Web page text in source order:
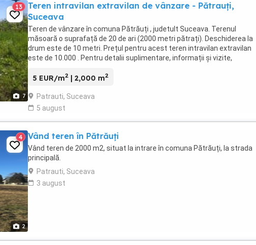
7
13
Teren intravilan extravilan de vânzare - Pătrauți,
Suceava
Teren de vânzare în comuna Pătrăuți , judetult Suceava. Terenul
măsoară o suprafață de 20 de ari (2000 metri pătrați). Deschiderea la
drum este de 10 metri. Prețul pentru acest teren intravilan extravilan
este de 10.000 . Pentru detalii suplimentare, informații și vizite,
5 EUR/m2 | 2,000 m2
Patrauti, Suceava
5 august
2
4 Vând teren în Pătrăuți
Vând teren de 2000 m2, situat la intrare în comuna Pătrăuți, la strada
principală.
Patrauti, Suceava
3 august